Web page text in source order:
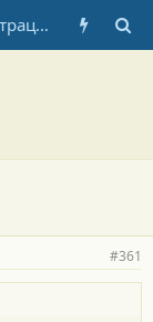
Регистрация
#361